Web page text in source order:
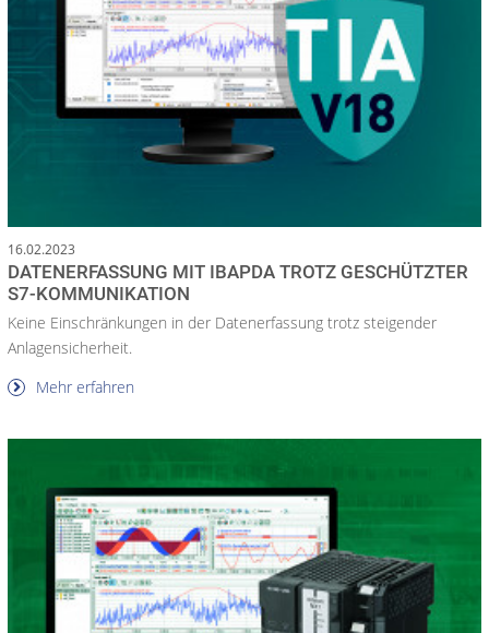
16.02.2023
DATENERFASSUNG MIT IBAPDA TROTZ GESCHÜTZTER
S7-KOMMUNIKATION
Keine Einschränkungen in der Datenerfassung trotz steigender
Anlagensicherheit.
Mehr erfahren